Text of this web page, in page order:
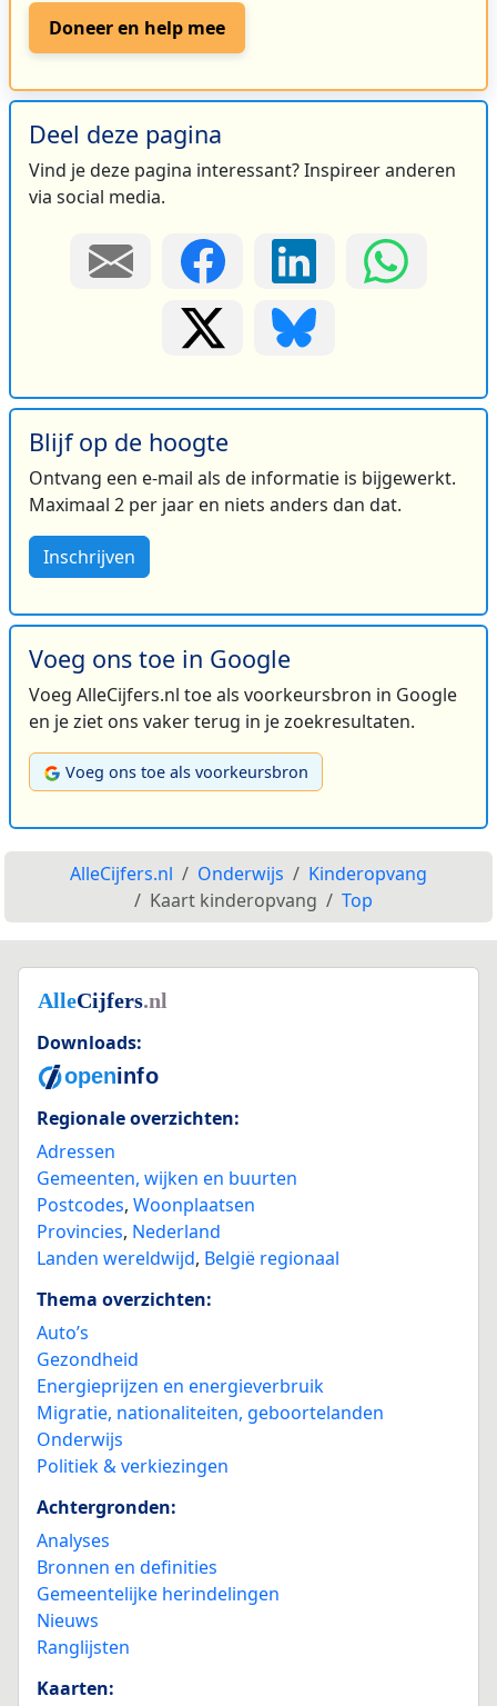
Doneer en help mee
Deel deze pagina
Vind je deze pagina interessant? Inspireer anderen
via social media.
Blijf op de hoogte
Ontvang een e-mail als de informatie is bijgewerkt.
Maximaal 2 per jaar en niets anders dan dat.
Inschrijven
Voeg ons toe in Google
Voeg AlleCijfers.nl toe als voorkeursbron in Google
en je ziet ons vaker terug in je zoekresultaten.
Voeg ons toe als voorkeursbron
AlleCijfers.nl Onderwijs
Kinderopvang
Kaart kinderopvang
Top
Downloads:
Regionale overzichten:
Adressen
Gemeenten, wijken en buurten
Postcodes, Woonplaatsen
Provincies, Nederland
Landen wereldwijd, België regionaal
Thema overzichten:
Auto’s
Gezondheid
Energieprijzen en energieverbruik
Migratie, nationaliteiten, geboortelanden
Onderwijs
Politiek & verkiezingen
Achtergronden:
Analyses
Bronnen en definities
Gemeentelijke herindelingen
Nieuws
Ranglijsten
Kaarten: